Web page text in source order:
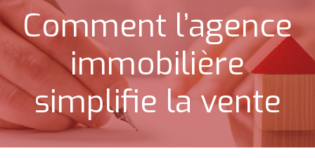
Comment l’agence
immobilière
simplifie la vente